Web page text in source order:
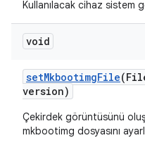
Kullanılacak cihaz sistem
void
setMkbootimgFile
version)
Çekirdek görüntüsünü
mkbootimg dosyasını